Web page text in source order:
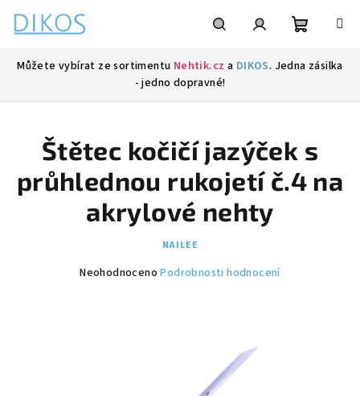
obsah
Můžete vybírat ze sortimentu Nehtik.cz a DIKOS. Jedna zásilka
- jedno dopravné!
Štětec kočičí jazýček s
průhlednou rukojetí č.4 na
akrylové nehty
NAILEE
Průměrné
Neohodnoceno Podrobnosti hodnocení